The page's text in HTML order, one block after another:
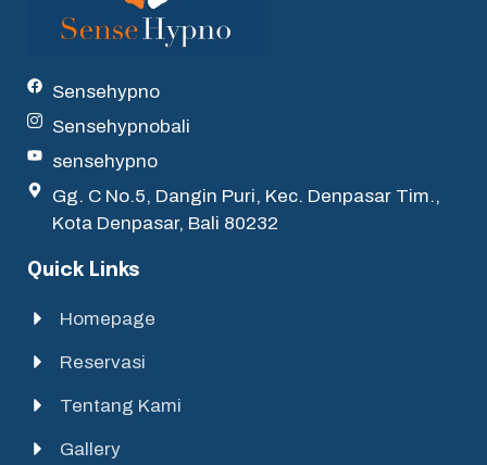
Sensehypno
Sensehypnobali
sensehypno
Gg. C No.5, Dangin Puri, Kec. Denpasar Tim.,
Kota Denpasar, Bali 80232
Quick Links
Homepage
Reservasi
Tentang Kami
Gallery